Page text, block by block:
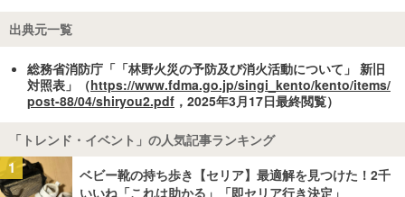
出典元一覧
総務省消防庁「「林野火災の予防及び消火活動について」 新旧
対照表」（https://www.fdma.go.jp/singi_kento/kento/items/
post-88/04/shiryou2.pdf ，2025年3月17日最終閲覧）
「トレンド・イベント」の人気記事ランキング
1
ベビー靴の持ち歩き【セリア】最適解を見つけた！2千
いいね「これは助かる」「即セリア行き決定」